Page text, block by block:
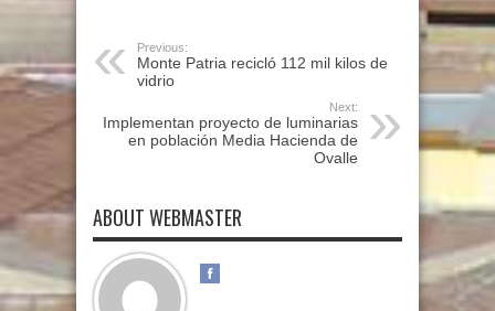
Previous:
Monte Patria recicló 112 mil kilos de
vidrio
Next:
Implementan proyecto de luminarias
en población Media Hacienda de
Ovalle
ABOUT WEBMASTER